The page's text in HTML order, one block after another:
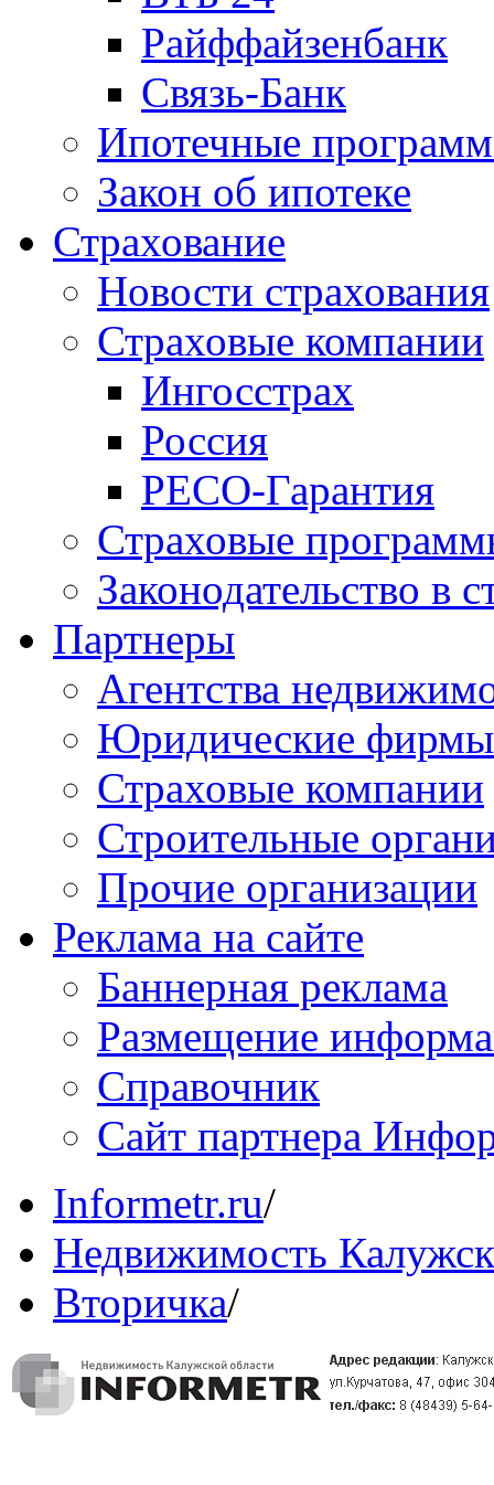
Райффайзенбанк
Связь-Банк
Ипотечные
Закон об ипотеке
Страхование
Новости страхования
Страховые компании
Ингосстрах
Россия
РЕСО-Гарантия
Страховые
Законодательство в
Партнеры
Агентства
Юридические фирмы
Страховые компании
Строительные
Прочие организации
Реклама на сайте
Баннерная реклама
Размещение
Справочник
Сайт партнера
Informetr.ru/
Недвижимость
Вторичка/